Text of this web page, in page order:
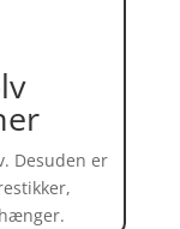
Desuden er